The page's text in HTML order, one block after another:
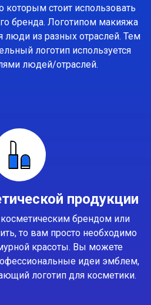
стоит использовать
бренда. Логотипом макияжа
люди из разных отраслей. Тем
логотип используется
людей/отраслей.
продукции
брендом или
то вам просто необходимо
красоты. Вы можете
идеи эмблем,
логотип для косметики.